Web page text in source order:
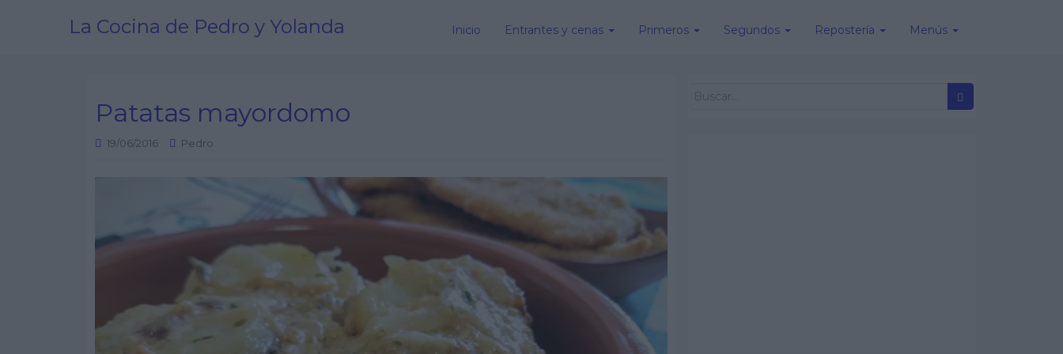
La Cocina de Pedro y Yolanda Inicio Entrantes y cenas Primeros Segundos Repostería Menús
Patatas mayordomo
19/06/2016 Pedro